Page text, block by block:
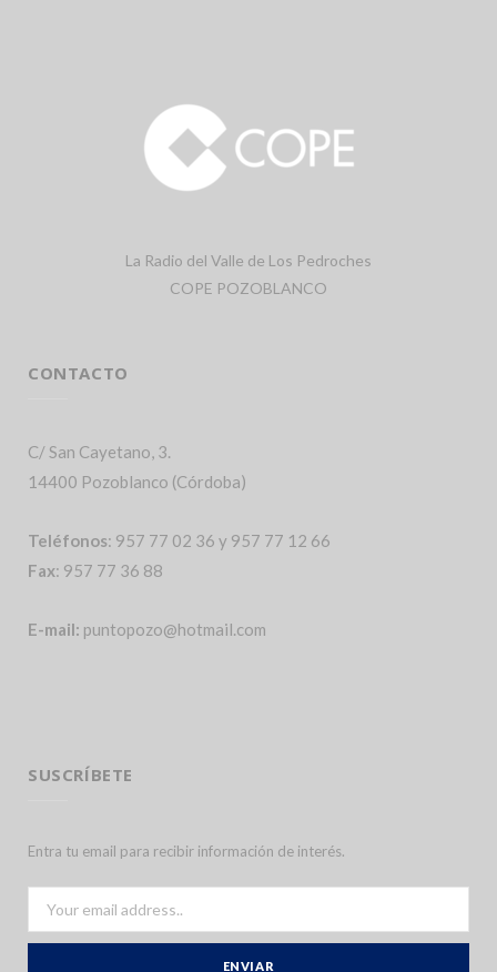
La Radio del Valle de Los Pedroches
COPE POZOBLANCO
CONTACTO
C/ San Cayetano, 3.
14400 Pozoblanco (Córdoba)
Teléfonos: 957 77 02 36 y 957 77 12 66
Fax: 957 77 36 88
E-mail: puntopozo@hotmail.com
SUSCRÍBETE
Entra tu email para recibir información de interés.